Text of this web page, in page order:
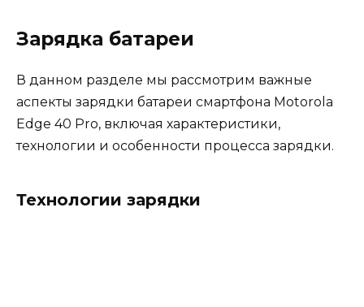
Зарядка батареи
В данном разделе мы рассмотрим важные
аспекты зарядки батареи смартфона Motorola
Edge 40 Pro, включая характеристики,
технологии и особенности процесса зарядки.
Технологии зарядки